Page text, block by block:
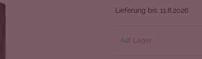
Lieferung bis: 11.8.2026
Auf Lager